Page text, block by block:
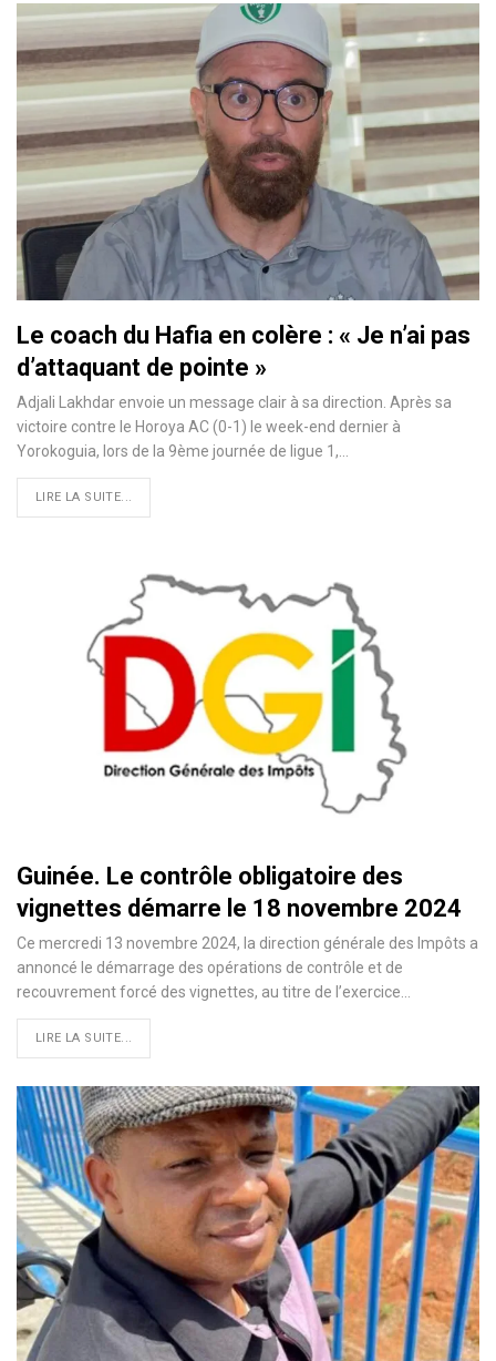
Le coach du Hafia en colère : « Je n’ai pas
d’attaquant de pointe »
Adjali Lakhdar envoie un message clair à sa direction. Après sa
victoire contre le Horoya AC (0-1) le week-end dernier à
Yorokoguia, lors de la 9ème journée de ligue 1,…
LIRE LA SUITE...
Guinée. Le contrôle obligatoire des
vignettes démarre le 18 novembre 2024
Ce mercredi 13 novembre 2024, la direction générale des Impôts a
annoncé le démarrage des opérations de contrôle et de
recouvrement forcé des vignettes, au titre de l’exercice…
LIRE LA SUITE...